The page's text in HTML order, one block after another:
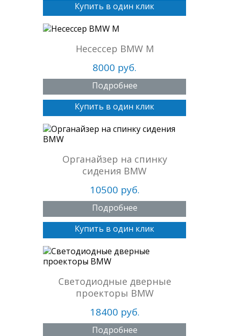
Купить в один клик
Несессер BMW M
8000 руб.
Подробнее
Купить в один клик
Органайзер на спинку
сидения BMW
10500 руб.
Подробнее
Купить в один клик
Светодиодные дверные
проекторы BMW
18400 руб.
Подробнее